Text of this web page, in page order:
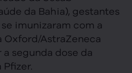
da Bahia), gestantes
imunizaram com a
Oxford/AstraZeneca
segunda dose da